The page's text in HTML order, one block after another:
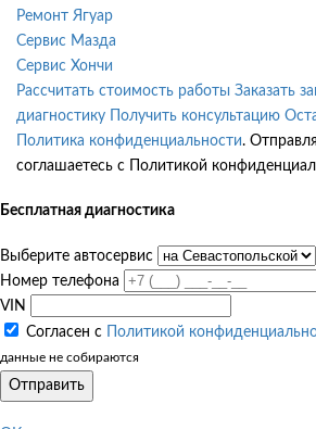
Ремонт Ягуар
Сервис Мазда
Сервис Хончи
Рассчитать стоимость работы Заказать
диагностику
Получить консультацию
Политика конфиденциальности.
соглашаетесь с Политикой
Бесплатная диагностика
Выберите автосервис
Номер телефона
VIN
Согласен с
Политикой
данные не собираются
Отправить